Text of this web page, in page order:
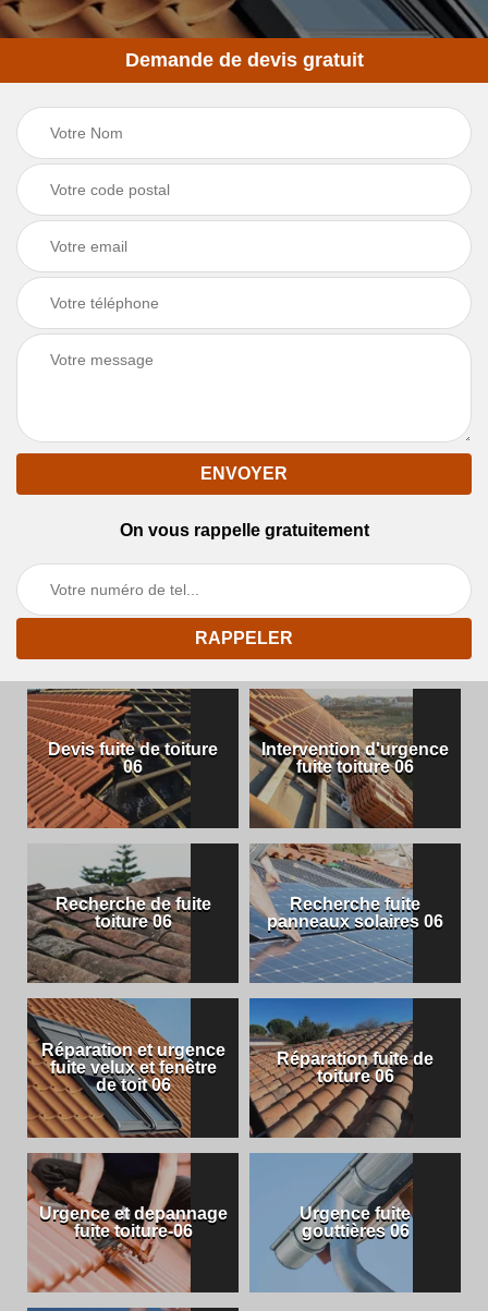
Demande de devis gratuit
On vous rappelle gratuitement
Devis fuite de toiture
06
Intervention d'urgence
fuite toiture 06
Recherche de fuite
toiture 06
Recherche fuite
panneaux solaires 06
Réparation et urgence
fuite velux et fenêtre
de toit 06
Réparation fuite de
toiture 06
Urgence et depannage
fuite toiture-06
Urgence fuite
gouttières 06